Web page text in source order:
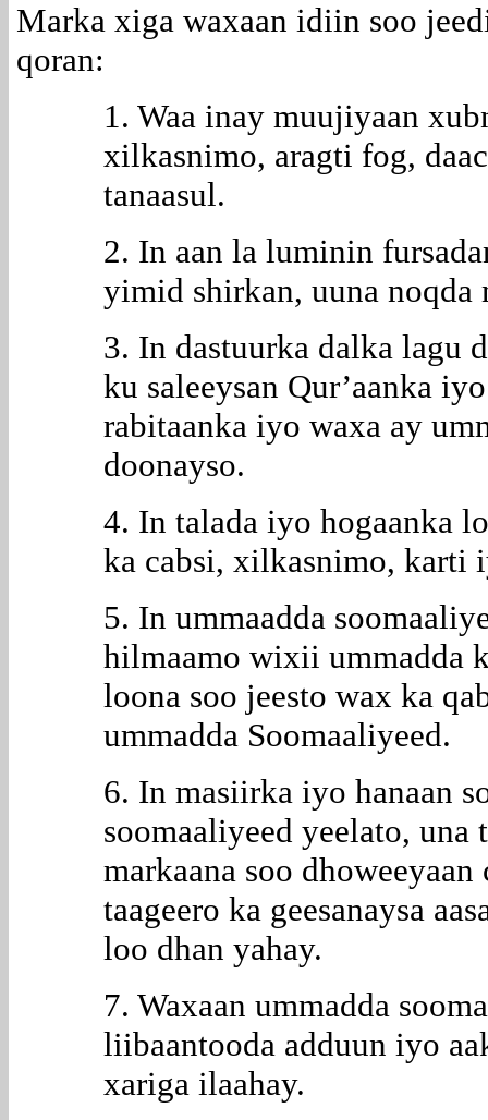
Marka xiga waxaan idiin soo
qoran:
1. Waa inay muujiyaan
xilkasnimo, aragti fog,
tanaasul.
2. In aan la luminin
yimid shirkan, uuna noqda
3. In dastuurka dalka lagu
ku saleeysan Qur’aanka
rabitaanka iyo waxa ay
doonayso.
4. In talada iyo hogaanka
ka cabsi, xilkasnimo, karti
5. In ummaadda
hilmaamo wixii ummadda
loona soo jeesto wax ka
ummadda Soomaaliyeed.
6. In masiirka iyo hanaan
soomaaliyeed yeelato, una
markaana soo
taageero ka geesanaysa
loo dhan yahay.
7. Waxaan ummadda
liibaantooda adduun iyo
xariga ilaahay.